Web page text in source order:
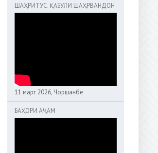
ШАҲРИТУС. ҚАБУЛИ ШАҲРВАНДОН
11 март 2026, Чоршанбе
БАҲОРИ АҶАМ